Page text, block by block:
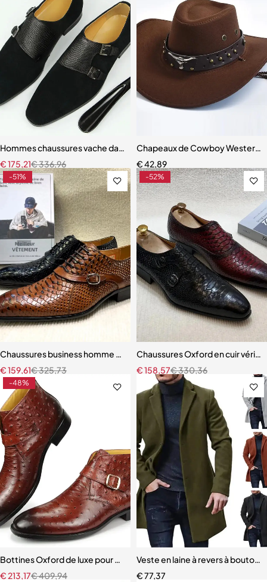
Hommes chaussures vache daim moine automne en cuir véritable
€336,96
€175,21
Chapeaux de Cowboy Western
€42,89
-51%
Chaussures business homme – Style italien en cuir avec finition
€325,73
€159,61
-52%
Chaussures Oxford en cuir
€330,36
€158,57
-48%
Bottines Oxford de luxe pour hommes, bottes habillées en cuir
€409,94
€213,17
Veste en laine à revers à
€77,37